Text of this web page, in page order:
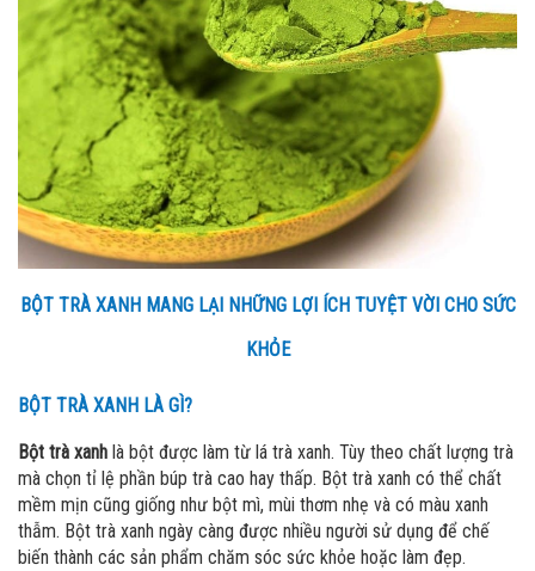
BỘT TRÀ XANH MANG LẠI NHỮNG LỢI ÍCH TUYỆT VỜI CHO SỨC
KHỎE
BỘT TRÀ XANH LÀ GÌ?
Bột trà xanh là bột được làm từ lá trà xanh. Tùy theo chất lượng trà
mà chọn tỉ lệ phần búp trà cao hay thấp. Bột trà xanh có thể chất
mềm mịn cũng giống như bột mì, mùi thơm nhẹ và có màu xanh
thẫm. Bột trà xanh ngày càng được nhiều người sử dụng để chế
biến thành các sản phẩm chăm sóc sức khỏe hoặc làm đẹp.